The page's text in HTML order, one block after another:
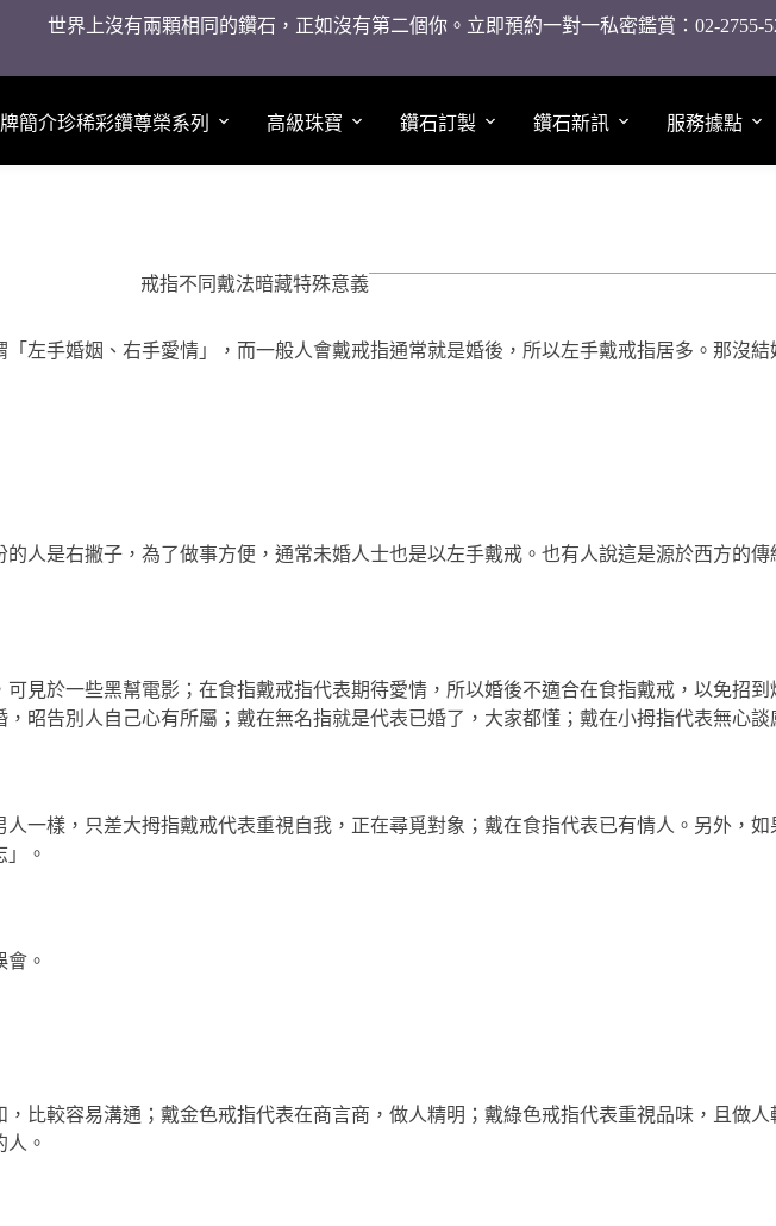
世界上沒有兩顆相同的鑽石，正如沒有第二個你。立即預約一對一私密鑑賞：02-2755-
簡介珍稀彩鑽尊榮系列 高級珠寶 鑽石訂製 鑽石新訊 服務據點
戒指不同戴法暗藏特殊意義
左手婚姻、右手愛情」，而一般人會戴戒指通常就是婚後，所以左手戴戒指居多。那沒結
人是右撇子，為了做事方便，通常未婚人士也是以左手戴戒。也有人說這是源於西方的傳
見於一些黑幫電影；在食指戴戒指代表期待愛情，所以婚後不適合在食指戴戒，以免招到
昭告別人自己心有所屬；戴在無名指就是代表已婚了，大家都懂；戴在小拇指代表無心談
一樣，只差大拇指戴戒代表重視自我，正在尋覓對象；戴在食指代表已有情人。另外，如
。
。
比較容易溝通；戴金色戒指代表在商言商，做人精明；戴綠色戒指代表重視品味，且做人
。